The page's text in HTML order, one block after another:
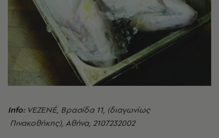
Info: VEZENÉ, Βρασίδα 11, (διαγωνίως
Πινακοθήκης), Αθήνα, 2107232002